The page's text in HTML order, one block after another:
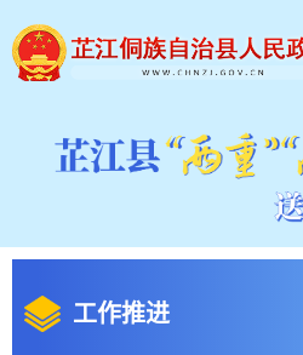
工作推进